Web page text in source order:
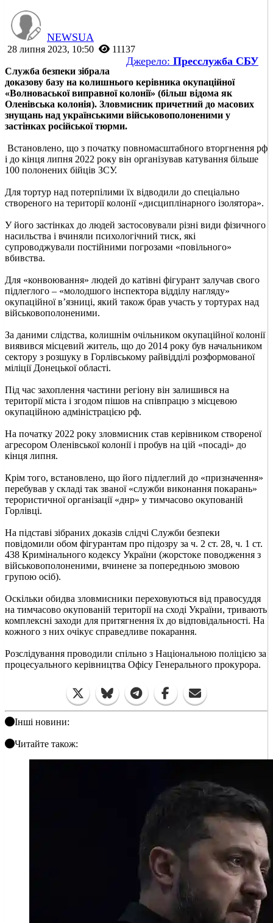
NEWSUA
28 липня 2023, 10:50 11137
Джерело: Пресслужба СБУ
Служба безпеки зібрала
доказову базу на колишнього керівника окупаційної
«Волноваської виправної колонії» (більш відома як
Оленівська колонія). Зловмисник причетний до масових
знущань над українськими військовополоненими у
застінках російської тюрми.
Встановлено, що з початку повномасштабного вторгнення рф
і до кінця липня 2022 року він організував катування більше
100 полонених бійців ЗСУ.
Для тортур над потерпілими їх відводили до спеціально
створеного на території колонії «дисциплінарного ізолятора».
У його застінках до людей застосовували різні види фізичного
насильства і вчиняли психологічний тиск, які
супроводжували постійними погрозами «повільного»
вбивства.
Для «конвоювання» людей до катівні фігурант залучав свого
підлеглого – «молодшого інспектора відділу нагляду»
окупаційної в’язниці, який також брав участь у тортурах над
військовополоненими.
За даними слідства, колишнім очільником окупаційної колонії
виявився місцевий житель, що до 2014 року був начальником
сектору з розшуку в Горлівському райвідділі розформованої
міліції Донецької області.
Під час захоплення частини регіону він залишився на
території міста і згодом пішов на співпрацю з місцевою
окупаційною адміністрацією рф.
На початку 2022 року зловмисник став керівником створеної
агресором Оленівської колонії і пробув на цій «посаді» до
кінця липня.
Крім того, встановлено, що його підлеглий до «призначення»
перебував у складі так званої «служби виконання покарань»
терористичної організації «днр» у тимчасово окупованій
Горлівці.
На підставі зібраних доказів слідчі Служби безпеки
повідомили обом фігурантам про підозру за ч. 2 ст. 28, ч. 1 ст.
438 Кримінального кодексу України (жорстоке поводження з
військовополоненими, вчинене за попередньою змовою
групою осіб).
Оскільки обидва зловмисники переховуються від правосуддя
на тимчасово окупованій території на сході України, тривають
комплексні заходи для притягнення їх до відповідальності. На
кожного з них очікує справедливе покарання.
Розслідування проводили спільно з Національною поліцією за
процесуального керівництва Офісу Генерального прокурора.
Інші новини:
Читайте також: